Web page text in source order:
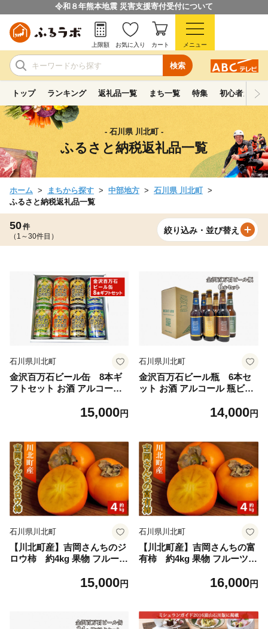
令和８年熊本地震 災害支援寄付受付について
検索
上限額 お気に入り カート メニュー
トップ ランキング 返礼品一覧 まち一覧 特集 初心者ガイド
- 石川県 川北町 -
ふるさと納税返礼品一覧
ホーム まちから探す 中部地方
石川県 川北町
ふるさと納税返礼品一覧
50件
（1～30件目）
絞り込み・並び替え
石川県川北町
金沢百万石ビール缶 8本ギ
フトセット お酒 アルコール
セット ペールエール 自家製
みやすい ダークエール 焙煎
麦芽 調和
15,000円
石川県川北町
金沢百万石ビール瓶 6本セ
ット お酒 アルコール 瓶ビー
ペールエール 自家製六条大麦
ダークエール 焙煎麦芽 調和
14,000円
石川県川北町
【川北町産】吉岡さんちのジ
ロウ柿 約4kg 果物 フルーツ
本産 食品 食べ物 甘柿 コリコ
15,000円
石川県川北町
【川北町産】吉岡さんちの富
有柿 約4kg 果物 フルーツ
本産 食品 食べ物 甘柿 サクサ
16,000円